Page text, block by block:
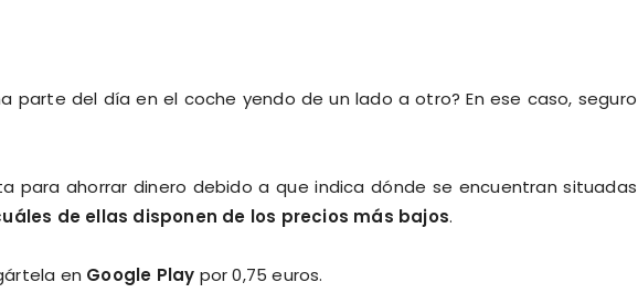
parte del día en el coche yendo de un lado a otro? En ese caso, seguro
para ahorrar dinero debido a que indica dónde se encuentran situadas
de ellas disponen de los precios más bajos.
en Google Play por 0,75 euros.